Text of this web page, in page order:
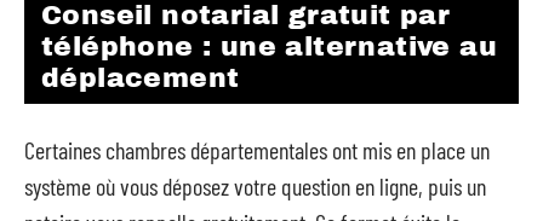
Conseil notarial gratuit par
téléphone : une alternative au
déplacement
Certaines chambres départementales ont mis en place un
système où vous déposez votre question en ligne, puis un